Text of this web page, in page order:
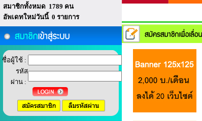
สมาชิกทั้งหมด 1789 คน
อัพเดทใหม่วันนี้ 0 รายการ
ชื่อผู้ใช้ :
รหัส
ผ่าน :